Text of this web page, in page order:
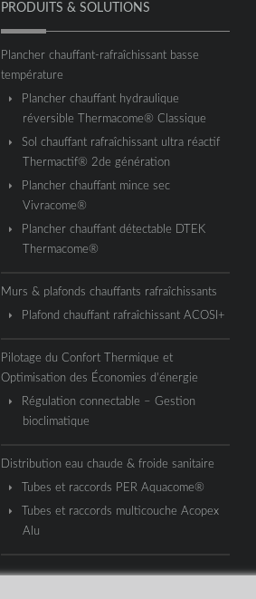
PRODUITS & SOLUTIONS
Plancher chauffant-rafraîchissant basse
température
Plancher chauffant hydraulique
réversible Thermacome® Classique
Sol chauffant rafraîchissant ultra réactif
Thermactif® 2de génération
Plancher chauffant mince sec
Vivracome®
Plancher chauffant détectable DTEK
Thermacome®
Murs & plafonds chauffants rafraîchissants
Plafond chauffant rafraîchissant ACOSI+
Pilotage du Confort Thermique et
Optimisation des Économies d’énergie
Régulation connectable – Gestion
bioclimatique
Distribution eau chaude & froide sanitaire
Tubes et raccords PER Aquacome®
Tubes et raccords multicouche Acopex
Alu